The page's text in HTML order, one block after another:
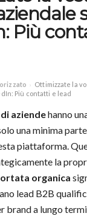
Più
› Ottimizzate la
Più contatti e lead
aziendehanno
una minima
piattaforma.
la
organica
lead B2B
brand a lungo